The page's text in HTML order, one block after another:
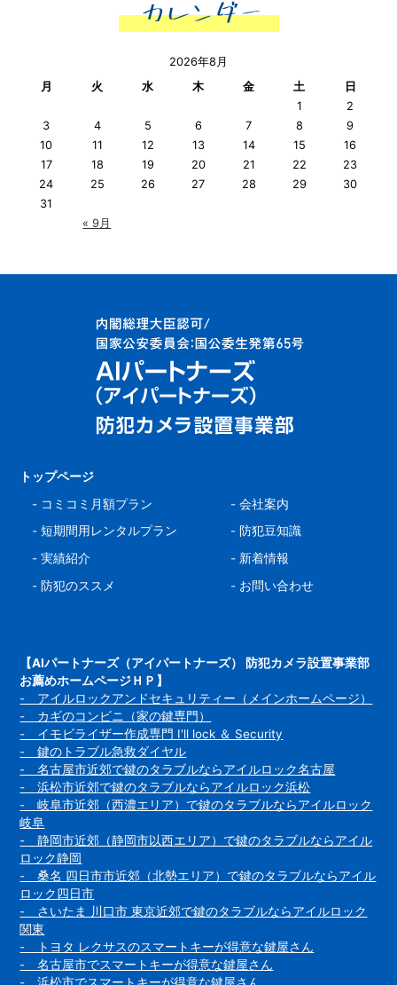
2026年8月
月
火 水 木 金 土 日
« 9月
1
2
3
4 5 6 7 8
9
10
11 12 13 14 15
16
17
18 19 20 21 22
23
24
25 26 27 28 29
30
31
トップページ
- コミコミ月額プラン
-短期間用レンタルプラン
-実績紹介
- 防犯のススメ
-会社案内
- 防犯豆知識
- 新着情報
- お問い合わせ
【AIパートナーズ（アイパートナーズ） 防犯カメラ設置事業部
お薦めホームページＨＰ】
- アイルロックアンドセキュリティー（メインホームページ）
- カギのコンビニ（家の鍵専門）
- イモビライザー作成専門 I'll lock ＆ Security
- 鍵のトラブル急救ダイヤル
- 名古屋市近郊で鍵のタラブルならアイルロック名古屋
- 浜松市近郊で鍵のタラブルならアイルロック浜松
- 岐阜市近郊（西濃エリア）で鍵のタラブルならアイルロック
岐阜
- 静岡市近郊（静岡市以西エリア）で鍵のタラブルならアイル
ロック静岡
- 桑名 四日市市近郊（北勢エリア）で鍵のタラブルならアイル
ロック四日市
- さいたま 川口市 東京近郊で鍵のタラブルならアイルロック
関東
- トヨタ レクサスのスマートキーが得意な鍵屋さん
- 名古屋市でスマートキーが得意な鍵屋さん
- 浜松市でスマートキーが得意な鍵屋さん